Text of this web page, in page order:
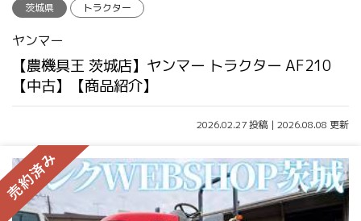
茨城県 トラクター
ヤンマー
【農機具王 茨城店】ヤンマー トラクター AF210
【中古】【商品紹介】
2026.02.27 投稿 | 2026.08.08 更新